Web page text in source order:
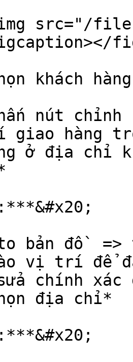
src="/
khách
nút
hàng
ở địa chỉ
bản đồ
vị trí để
chính
địa chỉ*